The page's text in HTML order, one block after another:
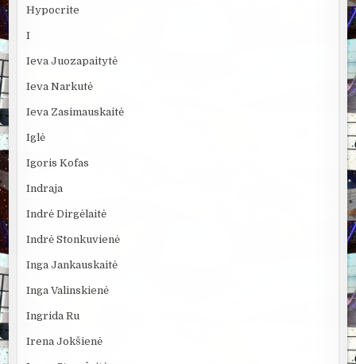
Hypocrite
I
Ieva Juozapaitytė
Ieva Narkutė
Ieva Zasimauskaitė
Iglė
Igoris Kofas
Indraja
Indrė Dirgėlaitė
Indrė Stonkuvienė
Inga Jankauskaitė
Inga Valinskienė
Ingrida Ru
Irena Jokšienė